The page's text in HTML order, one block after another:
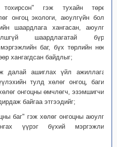
тохирсон" гэж тухайн төрөл,
онгоц экологи, аюулгүйн болон
шаардлага хангасан, аюулгүй
шаардлагатай бүрэн
баг, бүх төрлийн нөөц,
хангагдсан байдлыг;
далай ашиглах үйл ажиллагааг
тулд хөлөг онгоц, багийн
онгоцны өмчлөгч, эзэмшигчийн
байгаа этгээдийг;
баг" гэж хөлөг онгоцны аюулгүй
үүрэг бүхий мэргэжлийн